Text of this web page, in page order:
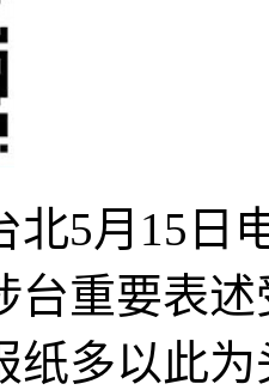
北5月15日
台重要表
纸多以此